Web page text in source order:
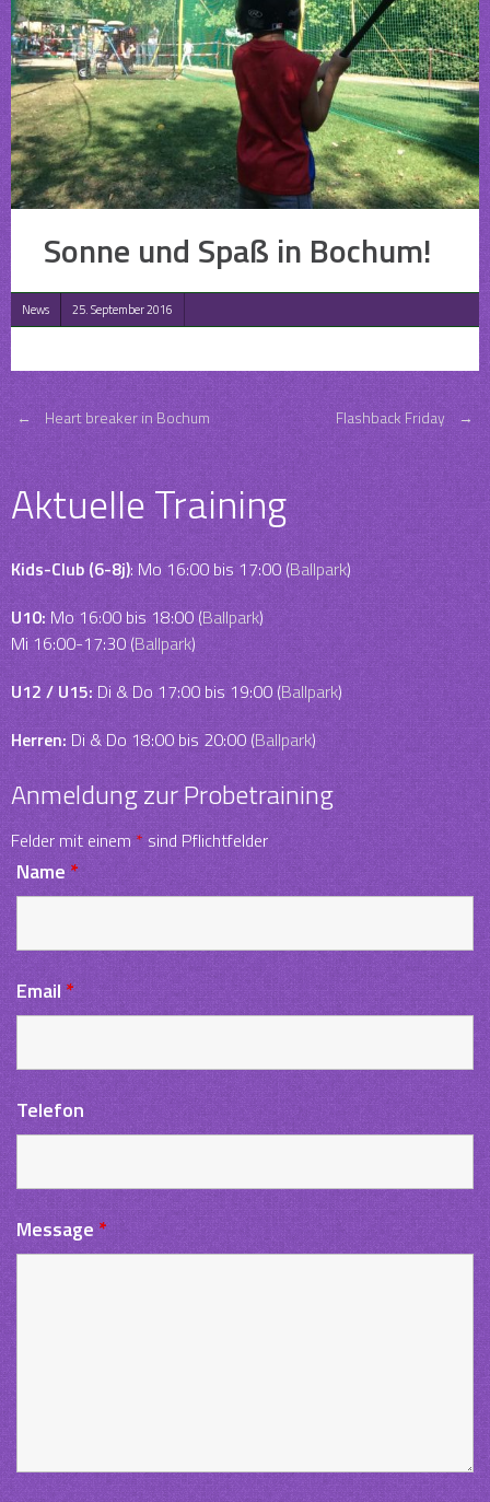
Sonne und Spaß in Bochum!
News 25. September 2016
Post
navigation
← Heart breaker in Bochum Flashback Friday →
Aktuelle Training
Kids-Club (6-8j): Mo 16:00 bis 17:00 (Ballpark)
U10:Mo 16:00 bis 18:00 (Ballpark)
Mi 16:00-17:30 (Ballpark)
U12 / U15: Di & Do 17:00 bis 19:00 (Ballpark)
Herren: Di & Do 18:00 bis 20:00 (Ballpark)
Anmeldung zur Probetraining
Felder mit einem* sind Pflichtfelder
Name*
Email*
Telefon
Message *